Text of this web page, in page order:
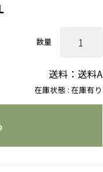
在庫状態 : 在庫有り
数量
送料：送料A